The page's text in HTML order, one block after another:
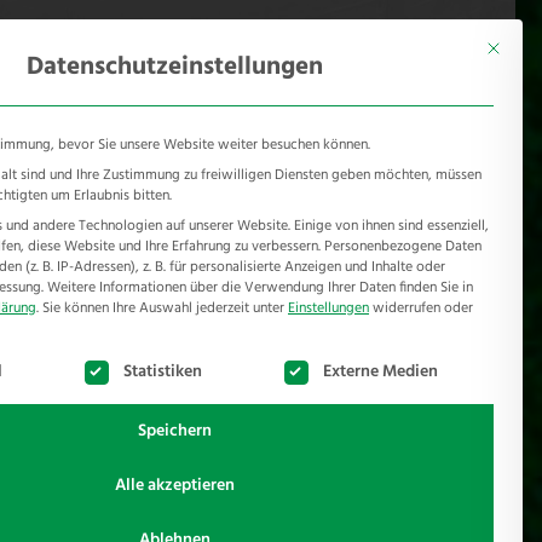
REFERENZEN JOBS NEWSROOM
zu herkömmlichen Koppelzäunen.
Mit
Datenschutzeinstellungen
bevor Sie unsere Website weiter besuchen können.
alt sind und Ihre Zustimmung zu freiwilligen Diensten geben möchten, müssen
um Erlaubnis bitten.
andere Technologien auf unserer Website. Einige von ihnen sind essenziell,
diese Website und Ihre Erfahrung zu verbessern. Personenbezogene Daten
(z. B. IP-Adressen), z. B. für personalisierte Anzeigen und Inhalte oder
Weitere Informationen über die Verwendung Ihrer Daten finden Sie in
. Sie können Ihre Auswahl jederzeit unterEinstellungenwiderrufen oder
der Service-Gruppen, für die eine Einwilligung erteilt werden
Statistiken Externe Medien
Speichern
Alle akzeptieren